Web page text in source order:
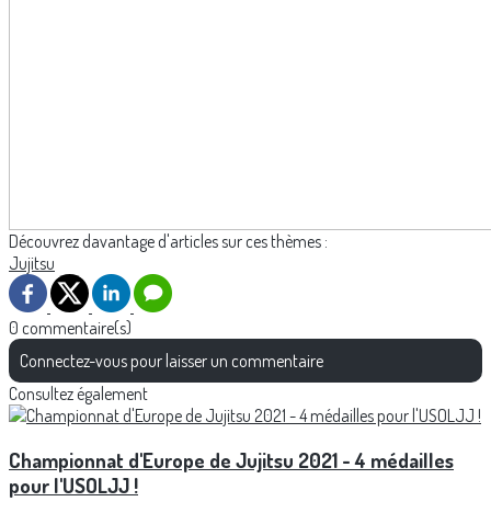
Découvrez davantage d'articles sur ces thèmes :
Jujitsu
0 commentaire(s)
Connectez-vous pour laisser un commentaire
Consultez également
Championnat d'Europe de Jujitsu 2021 - 4 médailles
pour l'USOLJJ !